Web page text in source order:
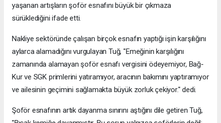
yaşanan artışların şoför esnafını büyük bir çıkmaza
sürüklediğini ifade etti.
Nakliye sektöründe çalışan birçok esnafın yaptığı işin karşılığını
aylarca alamadığını vurgulayan Tuğ, "Emeğinin karşılığını
zamanında alamayan şoför esnafı vergisini ödeyemiyor, Bağ-
Kur ve SGK primlerini yatıramıyor, aracının bakımını yaptıramıyor
ve ailesinin geçimini sağlamakta büyük zorluk çekiyor." dedi.
Şoför esnafının artık dayanma sınırını aştığını dile getiren Tuğ,